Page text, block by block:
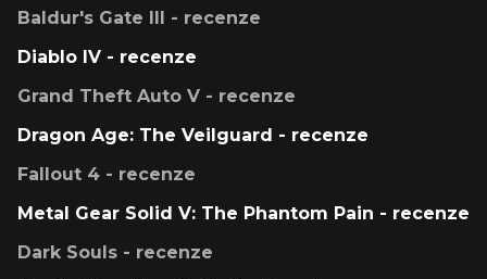
Baldur's Gate III - recenze
Diablo IV - recenze
Grand Theft Auto V - recenze
Dragon Age: The Veilguard - recenze
Fallout 4 - recenze
Metal Gear Solid V: The Phantom Pain - recenze
Dark Souls - recenze